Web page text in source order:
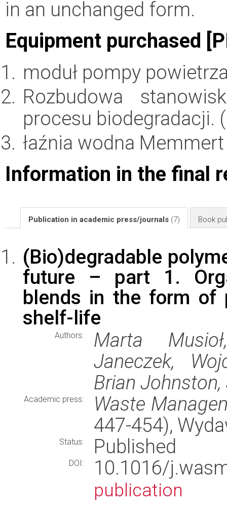
in an unchanged form.
Equipment purchased
moduł pompy
Rozbudowa
procesu biodegradacji. (
łaźnia wodna
Information in the final
Publication in academic press/journals (7) Book
(Bio)degradable
future – part 1.
blends in the form of
shelf-life
Authors:
Marta
Janeczek,
Brian
Academic press:
Waste
447-454),
Status: Published
DOI: 10.1016/
publication